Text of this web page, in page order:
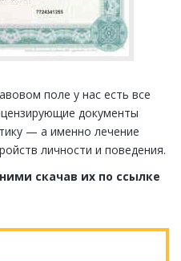
поле у нас есть все
документы
— а именно лечение
личности и поведения.
скачав их по ссылке